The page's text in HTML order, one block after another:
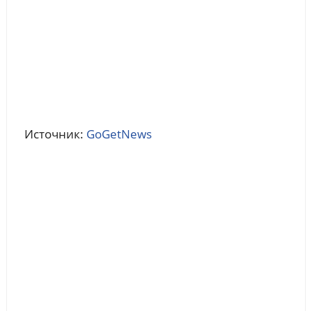
Источник: GoGetNews